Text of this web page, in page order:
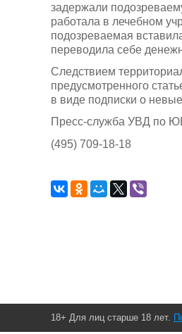
задержали
работала в лечебном
подозреваемая
переводила себе
Следствием
предусмотренного
в виде подписки о
Пресс-служба УВД по
(495) 709-18-18
18+ Для лиц старше 18 лет.